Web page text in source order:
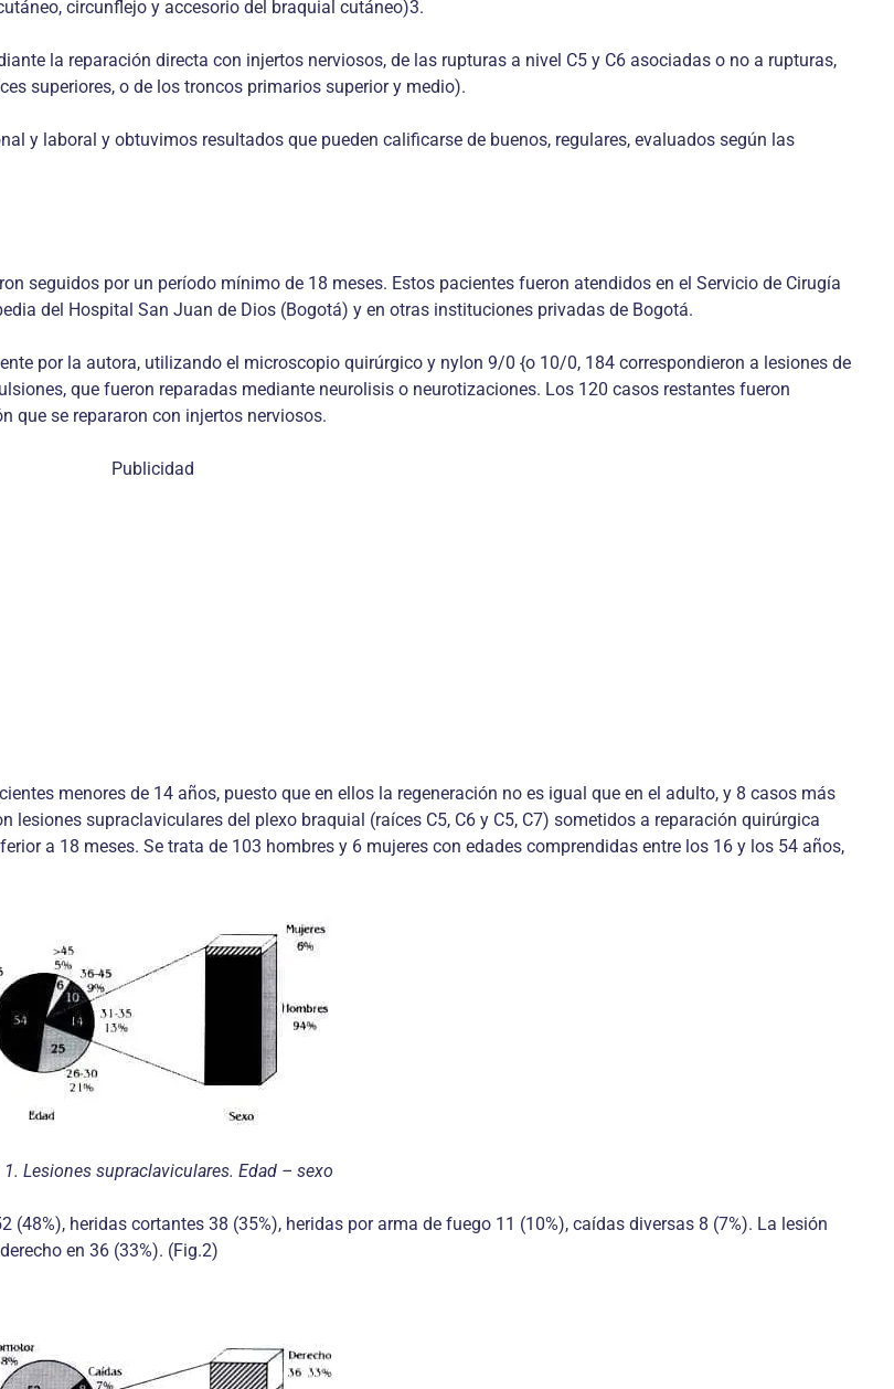
circunflejo y accesorio del braquial cutáneo)3.
la reparación directa con injertos nerviosos, de las rupturas a nivel C5 y C6 asociadas o no a rupturas,
superiores, o de los troncos primarios superior y medio).
y laboral y obtuvimos resultados que pueden calificarse de buenos, regulares, evaluados según las
seguidos por un período mínimo de 18 meses. Estos pacientes fueron atendidos en el Servicio de Cirugía
del Hospital San Juan de Dios (Bogotá) y en otras instituciones privadas de Bogotá.
por la autora, utilizando el microscopio quirúrgico y nylon 9/0 {o 10/0, 184 correspondieron a lesiones de
que fueron reparadas mediante neurolisis o neurotizaciones. Los 120 casos restantes fueron
que se repararon con injertos nerviosos.
Publicidad
menores de 14 años, puesto que en ellos la regeneración no es igual que en el adulto, y 8 casos más
lesiones supraclaviculares del plexo braquial (raíces C5, C6 y C5, C7) sometidos a reparación quirúrgica
a 18 meses. Se trata de 103 hombres y 6 mujeres con edades comprendidas entre los 16 y los 54 años,
1. Lesiones supraclaviculares. Edad – sexo
heridas cortantes 38 (35%), heridas por arma de fuego 11 (10%), caídas diversas 8 (7%). La lesión
en 36 (33%). (Fig.2)